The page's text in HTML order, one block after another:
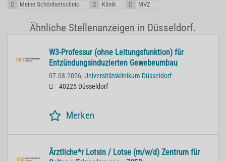
Meine Schönheitsclinic
Klinik MVZ
Ähnliche Stellenanzeigen in Düsseldorf.
W3-Professur (ohne Leitungsfunktion) für
Entzündungsinduzierten Gewebeumbau
07.08.2026, Universitätsklinikum Düsseldorf
40225 Düsseldorf
Merken
Ärztliche*r Lotsin / Lotse (m/w/d) Zentrum für